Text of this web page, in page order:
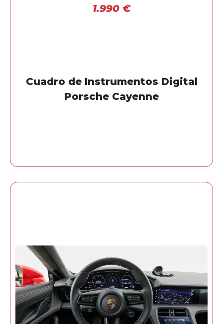
1.990 €
Cuadro de Instrumentos Digital
Porsche Cayenne